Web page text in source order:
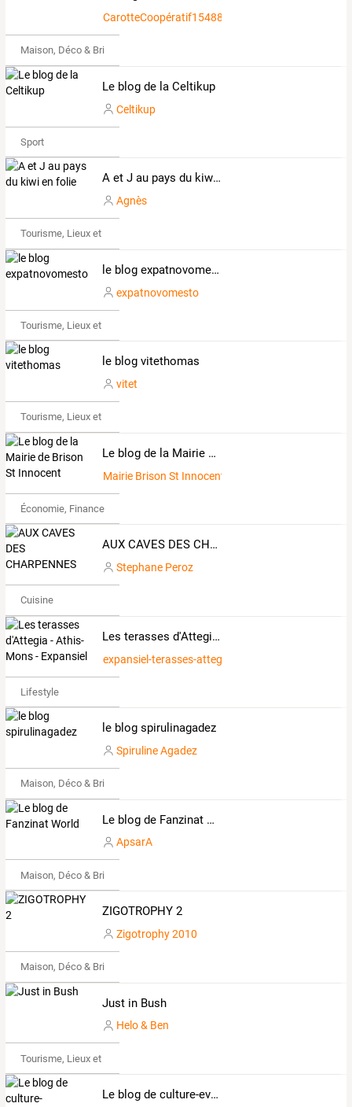
CarotteCoopératif1548849
Maison, Déco & Bricolage
Le blog de la Celtikup
Celtikup
Sport
A et J au pays du kiwi en folie
Agnès
Tourisme, Lieux et Événements
le blog expatnovomesto
expatnovomesto
Tourisme, Lieux et Événements
le blog vitethomas
vitet
Tourisme, Lieux et Événements
Le blog de la Mairie de Brison St Innocent
Mairie Brison St Innocent
Économie, Finance & Droit
AUX CAVES DES CHARPENNES
Stephane Peroz
Cuisine
Les terasses d'Attegia - Athis-Mons - Expansiel
expansiel-terasses-attegia
Lifestyle
le blog spirulinagadez
Spiruline Agadez
Maison, Déco & Bricolage
Le blog de Fanzinat World
ApsarA
Maison, Déco & Bricolage
ZIGOTROPHY 2
Zigotrophy 2010
Maison, Déco & Bricolage
Just in Bush
Helo & Ben
Tourisme, Lieux et Événements
Le blog de culture-evasion.over-blog.com